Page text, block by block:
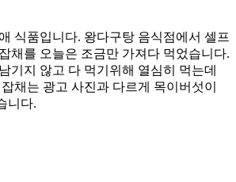
식품입니다. 왕다구탕 음식점에서 셀프
채를 오늘은 조금만 가져다 먹었습니다.
기지 않고 다 먹기위해 열심히 먹는데
채는 광고 사진과 다르게 목이버섯이
니다.